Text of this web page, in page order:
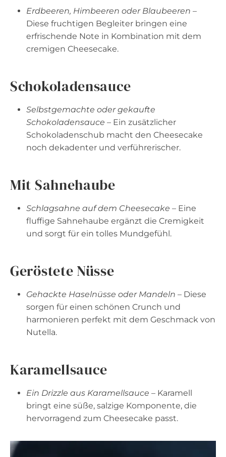
Erdbeeren, Himbeeren oder Blaubeeren –
Diese fruchtigen Begleiter bringen eine
erfrischende Note in Kombination mit dem
cremigen Cheesecake.
Schokoladensauce
Selbstgemachte oder gekaufte
Schokoladensauce – Ein zusätzlicher
Schokoladenschub macht den Cheesecake
noch dekadenter und verführerischer.
Mit Sahnehaube
Schlagsahne auf dem Cheesecake – Eine
fluffige Sahnehaube ergänzt die Cremigkeit
und sorgt für ein tolles Mundgefühl.
Geröstete Nüsse
Gehackte Haselnüsse oder Mandeln – Diese
sorgen für einen schönen Crunch und
harmonieren perfekt mit dem Geschmack von
Nutella.
Karamellsauce
Ein Drizzle aus Karamellsauce – Karamell
bringt eine süße, salzige Komponente, die
hervorragend zum Cheesecake passt.